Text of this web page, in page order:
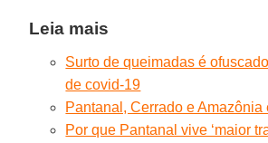
Leia mais
Surto de queimadas é
de covid-19
Pantanal, Cerrado e Amazônia
Por que Pantanal vive ‘maior